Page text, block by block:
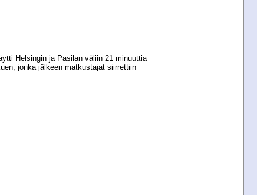
Helsingin ja Pasilan väliin 21 minuuttia
jonka jälkeen matkustajat siirrettiin